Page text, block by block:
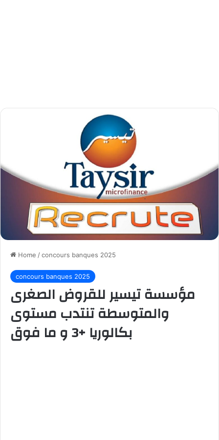
Home /concours banques 2025
concours banques 2025
مؤسسة تيسير للقروض الصغرى
والمتوسطة تنتدب مستوى
بكالوريا +3 و ما فوق